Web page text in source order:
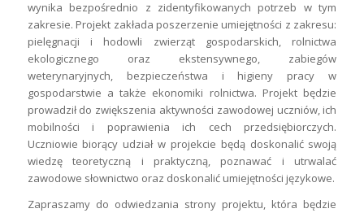
wynika bezpośrednio z zidentyfikowanych potrzeb w tym
zakresie. Projekt zakłada poszerzenie umiejętności z zakresu:
pielęgnacji i hodowli zwierząt gospodarskich, rolnictwa
ekologicznego oraz ekstensywnego, zabiegów
weterynaryjnych, bezpieczeństwa i higieny pracy w
gospodarstwie a także ekonomiki rolnictwa. Projekt będzie
prowadził do zwiększenia aktywności zawodowej uczniów, ich
mobilności i poprawienia ich cech przedsiębiorczych.
Uczniowie biorący udział w projekcie będą doskonalić swoją
wiedzę teoretyczną i praktyczną, poznawać i utrwalać
zawodowe słownictwo oraz doskonalić umiejętności językowe.
Zapraszamy do odwiedzania strony projektu, która będzie